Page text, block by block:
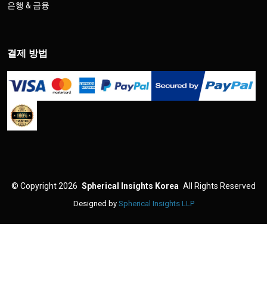
은행 & 금융
결제 방법
© Copyright 2026 Spherical Insights Korea All Rights Reserved
Designed by Spherical Insights LLP